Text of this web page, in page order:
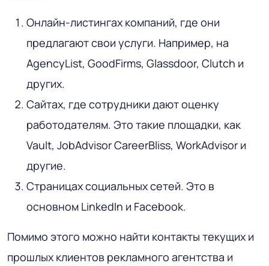
Онлайн-листингах компаний, где они
предлагают свои услуги. Например, на
AgencyList, GoodFirms, Glassdoor, Clutch и
других.
Сайтах, где сотрудники дают оценку
работодателям. Это такие площадки, как
Vault, JobAdvisor CareerBliss, WorkAdvisor и
другие.
Страницах социальных сетей. Это в
основном LinkedIn и Facebook.
Помимо этого можно найти контакты текущих и
прошлых клиентов рекламного агентства и